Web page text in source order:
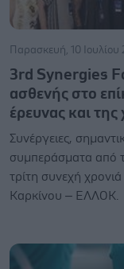
Παρασκευή, 10 Ιουλίου
3rd Synergies
ασθενής στο
έρευνας και
Συνέργειες,
συμπεράσματα από
τρίτη συνεχή
Καρκίνου – ΕΛΛΟΚ.